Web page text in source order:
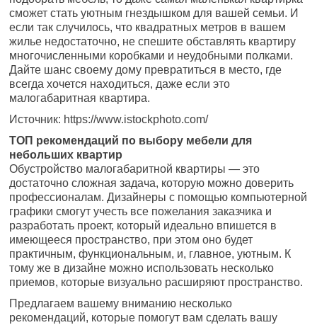
сможет стать уютным гнездышком для вашей семьи. И
если так случилось, что квадратных метров в вашем
жилье недостаточно, не спешите обставлять квартиру
многочисленными коробками и неудобными полками.
Дайте шанс своему дому превратиться в место, где
всегда хочется находиться, даже если это
малогабаритная квартира.
Источник: https://www.istockphoto.com/
ТОП рекомендаций по выбору мебели для
небольших квартир
Обустройство малогабаритной квартиры — это
достаточно сложная задача, которую можно доверить
профессионалам. Дизайнеры с помощью компьютерной
графики смогут учесть все пожелания заказчика и
разработать проект, который идеально впишется в
имеющееся пространство, при этом оно будет
практичным, функциональным, и, главное, уютным. К
тому же в дизайне можно использовать несколько
приемов, которые визуально расширяют пространство.
Предлагаем вашему вниманию несколько
рекомендаций, которые помогут вам сделать вашу